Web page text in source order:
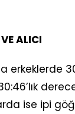
ALICI
ise ipi